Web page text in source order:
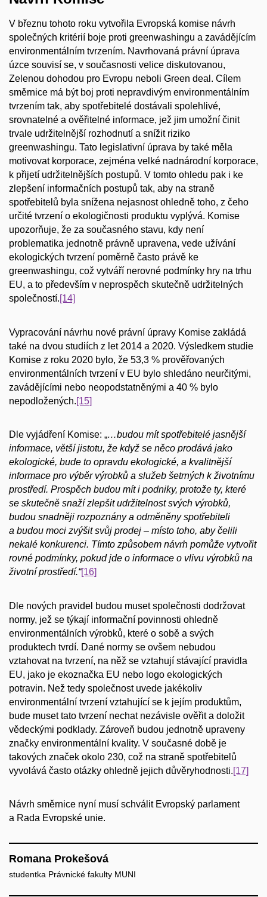
V březnu tohoto roku vytvořila Evropská komise návrh
společných kritérií boje proti greenwashingu a zavádějícím
environmentálním tvrzením. Navrhovaná právní úprava
úzce souvisí se, v současnosti velice diskutovanou,
Zelenou dohodou pro Evropu neboli Green deal. Cílem
směrnice má být boj proti nepravdivým environmentálním
tvrzením tak, aby spotřebitelé dostávali spolehlivé,
srovnatelné a ověřitelné informace, jež jim umožní činit
trvale udržitelnější rozhodnutí a snížit riziko
greenwashingu. Tato legislativní úprava by také měla
motivovat korporace, zejména velké nadnárodní korporace,
k přijetí udržitelnějších postupů. V tomto ohledu pak i ke
zlepšení informačních postupů tak, aby na straně
spotřebitelů byla snížena nejasnost ohledně toho, z čeho
určité tvrzení o ekologičnosti produktu vyplývá. Komise
upozorňuje, že za současného stavu, kdy není
problematika jednotně právně upravena, vede užívání
ekologických tvrzení poměrně často právě ke
greenwashingu, což vytváří nerovné podmínky hry na trhu
EU, a to především v neprospěch skutečně udržitelných
společností.[14]
Vypracování návrhu nové právní úpravy Komise zakládá
také na dvou studiích z let 2014 a 2020. Výsledkem studie
Komise z roku 2020 bylo, že 53,3 % prověřovaných
environmentálních tvrzení v EU bylo shledáno neurčitými,
zavádějícími nebo neopodstatněnými a 40 % bylo
nepodložených.[15]
Dle vyjádření Komise: „…budou mít spotřebitelé jasnější
informace, větší jistotu, že když se něco prodává jako
ekologické, bude to opravdu ekologické, a kvalitnější
informace pro výběr výrobků a služeb šetrných k životnímu
prostředí. Prospěch budou mít i podniky, protože ty, které
se skutečně snaží zlepšit udržitelnost svých výrobků,
budou snadněji rozpoznány a odměněny spotřebiteli
a budou moci zvýšit svůj prodej – místo toho, aby čelili
nekalé konkurenci. Tímto způsobem návrh pomůže vytvořit
rovné podmínky, pokud jde o informace o vlivu výrobků na
životní prostředí.“[16]
Dle nových pravidel budou muset společnosti dodržovat
normy, jež se týkají informační povinnosti ohledně
environmentálních výrobků, které o sobě a svých
produktech tvrdí. Dané normy se ovšem nebudou
vztahovat na tvrzení, na něž se vztahují stávající pravidla
EU, jako je ekoznačka EU nebo logo ekologických
potravin. Než tedy společnost uvede jakékoliv
environmentální tvrzení vztahující se k jejím produktům,
bude muset tato tvrzení nechat nezávisle ověřit a doložit
vědeckými podklady. Zároveň budou jednotně upraveny
značky environmentální kvality. V současné době je
takových značek okolo 230, což na straně spotřebitelů
vyvolává často otázky ohledně jejich důvěryhodnosti.[17]
Návrh směrnice nyní musí schválit Evropský parlament
a Rada Evropské unie.
Romana Prokešová
studentka Právnické fakulty MUNI